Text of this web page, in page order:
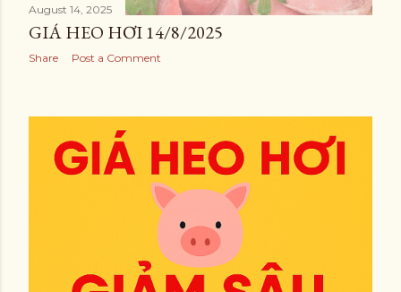
August 14, 2025
GIÁ HEO HƠI 14/8/2025
Share Post a Comment